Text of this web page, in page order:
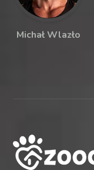
Michał Wlazło